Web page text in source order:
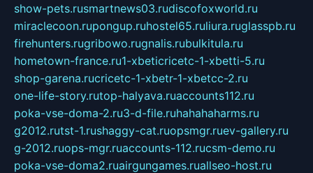
show-pets.rusmartnews03.rudiscofoxworld.ru
miraclecoon.rupongup.ruhostel65.ruliura.ruglasspb.ru
firehunters.rugribowo.rugnalis.rubulkitula.ru
hometown-france.ru1-xbeticricetc-1-xbetti-5.ru
shop-garena.rucricetc-1-xbetr-1-xbetcc-2.ru
one-life-story.rutop-halyava.ruaccounts112.ru
poka-vse-doma-2.ru3-d-file.ruhahahaharms.ru
g2012.rutst-1.rushaggy-cat.ruopsmgr.ruev-gallery.ru
g-2012.ruops-mgr.ruaccounts-112.rucsm-demo.ru
poka-vse-doma2.ruairgungames.ruallseo-host.ru